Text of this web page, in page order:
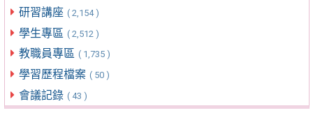
研習講座 ( 2,154 )
學生專區 ( 2,512 )
教職員專區 ( 1,735 )
學習歷程檔案 ( 50 )
會議記錄 ( 43 )